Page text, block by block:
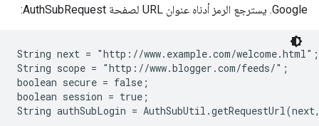
Google. يسترجع الرمز أدناه عنوان URL لصفحة AuthSubRequest:
String next = "http://www.example.com/welcome.html";
String scope = "http://www.blogger.com/feeds/";
boolean secure = false;
boolean session = true;